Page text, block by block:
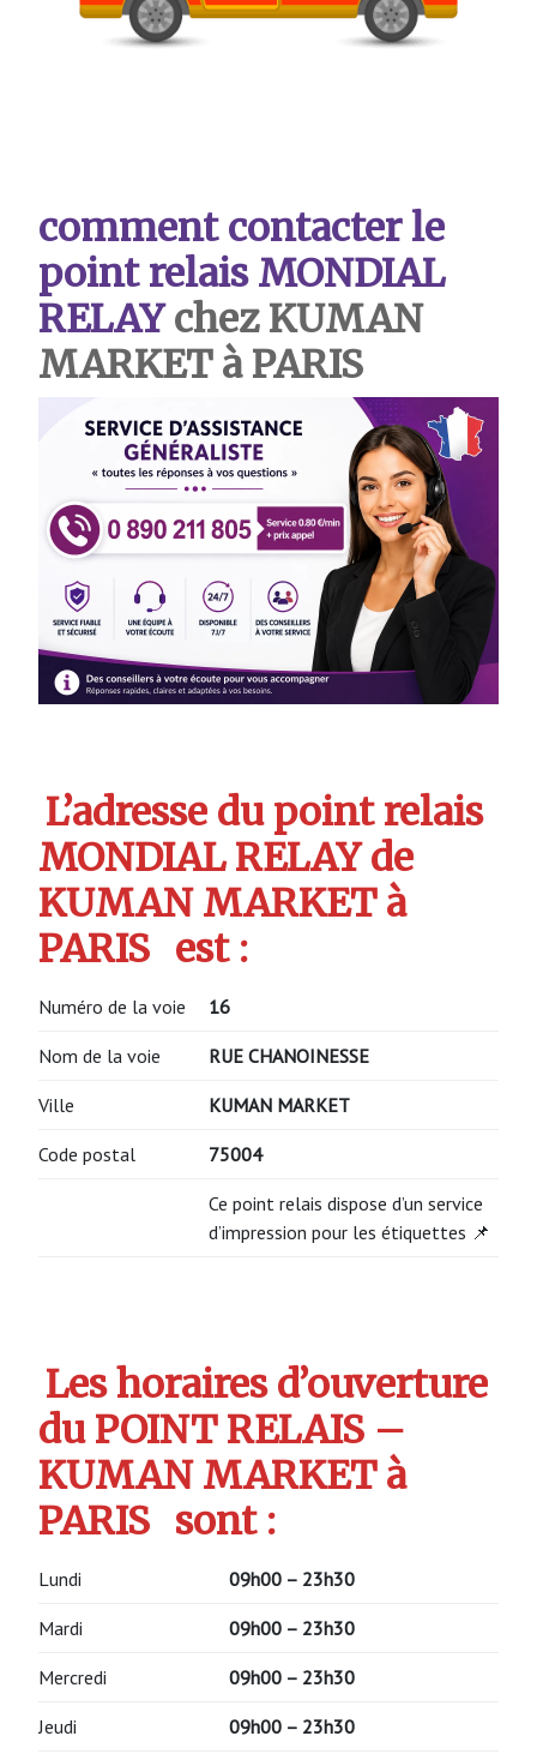
comment contacter le
point relais MONDIAL
RELAYchez KUMAN
MARKET à PARIS
L’adresse du point relais
MONDIAL RELAY de
KUMAN MARKET à
PARIS est :
Numéro de la voie 16
Nom de la voie RUE CHANOINESSE
Ville KUMAN MARKET
Code postal 75004
Ce point relais dispose d’un service
d’impression pour les étiquettes 📌
Les horaires d’ouverture
du POINT RELAIS –
KUMAN MARKET à
PARIS sont :
Lundi 09h00 – 23h30
Mardi 09h00 – 23h30
Mercredi 09h00 – 23h30
Jeudi 09h00 – 23h30